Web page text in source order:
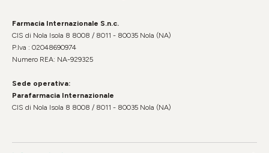
Farmacia Internazionale S.n.c.
CIS di Nola Isola 8 8008 / 8011 - 80035 Nola (NA)
P.Iva : 02048690974
Numero REA: NA-929325
Sede operativa:
Parafarmacia Internazionale
CIS di Nola Isola 8 8008 / 8011 - 80035 Nola (NA)